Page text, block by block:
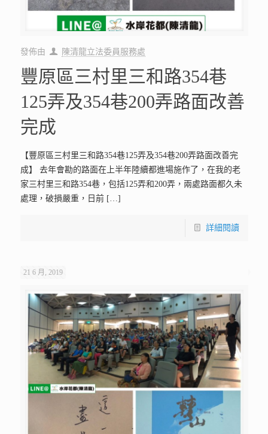
發佈由 陳清龍立法委員服務處
豐原區三村里三和路354巷
125弄及354巷200弄路面改善
完成
【豐原區三村里三和路354巷125弄及354巷200弄路面改善完
成】 去年會勘的路面在上半年陸續都進場施作了，在我的老
家三村里三和路354巷，包括125弄和200弄，兩處路面都久未
處理，破損嚴重，日前[…]
詳細閱讀
21 6 月, 2019